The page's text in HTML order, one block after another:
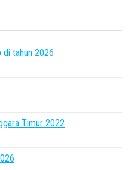
di tahun 2026
Timur 2022